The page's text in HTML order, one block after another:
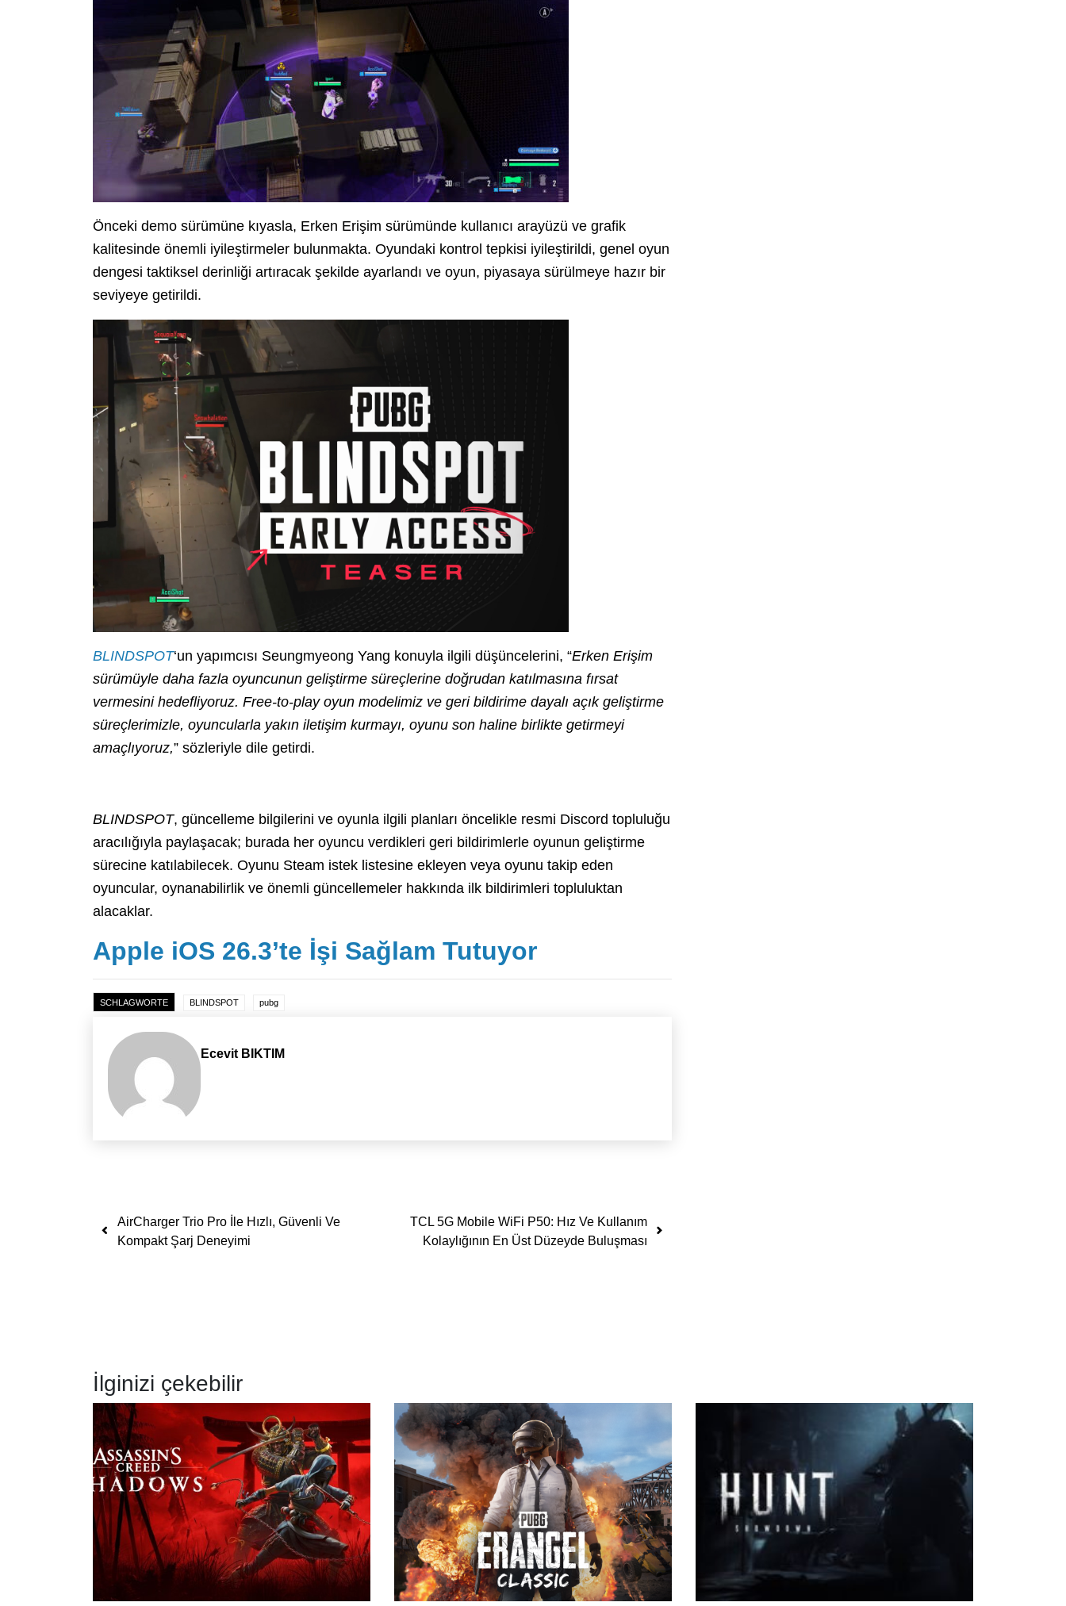
Önceki demo sürümüne kıyasla, Erken Erişim sürümünde kullanıcı arayüzü ve grafik
kalitesinde önemli iyileştirmeler bulunmakta. Oyundaki kontrol tepkisi iyileştirildi, genel oyun
dengesi taktiksel derinliği artıracak şekilde ayarlandı ve oyun, piyasaya sürülmeye hazır bir
seviyeye getirildi.
BLINDSPOT‘un yapımcısı Seungmyeong Yang konuyla ilgili düşüncelerini, “Erken Erişim
sürümüyle daha fazla oyuncunun geliştirme süreçlerine doğrudan katılmasına fırsat
vermesini hedefliyoruz. Free-to-play oyun modelimiz ve geri bildirime dayalı açık geliştirme
süreçlerimizle, oyuncularla yakın iletişim kurmayı, oyunu son haline birlikte getirmeyi
amaçlıyoruz,” sözleriyle dile getirdi.
BLINDSPOT, güncelleme bilgilerini ve oyunla ilgili planları öncelikle resmi Discord topluluğu
aracılığıyla paylaşacak; burada her oyuncu verdikleri geri bildirimlerle oyunun geliştirme
sürecine katılabilecek. Oyunu Steam istek listesine ekleyen veya oyunu takip eden
oyuncular, oynanabilirlik ve önemli güncellemeler hakkında ilk bildirimleri topluluktan
alacaklar.
Apple iOS 26.3’te İşi Sağlam Tutuyor
SCHLAGWORTE BLINDSPOT pubg
Ecevit BIKTIM
Yazı dolaşımı
AirCharger Trio Pro İle Hızlı, Güvenli Ve
Kompakt Şarj Deneyimi
TCL 5G Mobile WiFi P50: Hız Ve Kullanım
Kolaylığının En Üst Düzeyde Buluşması
İlginizi çekebilir